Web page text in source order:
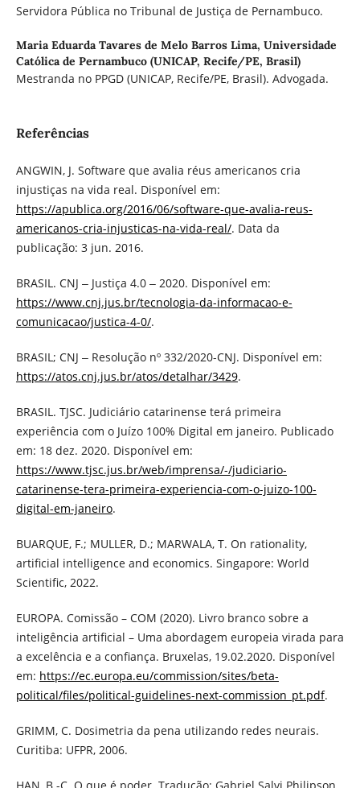
Servidora Pública no Tribunal de Justiça de Pernambuco.
Maria Eduarda Tavares de Melo Barros Lima, Universidade
Católica de Pernambuco (UNICAP, Recife/PE, Brasil)
Mestranda no PPGD (UNICAP, Recife/PE, Brasil). Advogada.
Referências
ANGWIN, J. Software que avalia réus americanos cria
injustiças na vida real. Disponível em:
https://apublica.org/2016/06/software-que-avalia-reus-
americanos-cria-injusticas-na-vida-real/. Data da
publicação: 3 jun. 2016.
BRASIL. CNJ ‒ Justiça 4.0 ‒ 2020. Disponível em:
https://www.cnj.jus.br/tecnologia-da-informacao-e-
comunicacao/justica-4-0/.
BRASIL; CNJ ‒ Resolução nº 332/2020-CNJ. Disponível em:
https://atos.cnj.jus.br/atos/detalhar/3429.
BRASIL. TJSC. Judiciário catarinense terá primeira
experiência com o Juízo 100% Digital em janeiro. Publicado
em: 18 dez. 2020. Disponível em:
https://www.tjsc.jus.br/web/imprensa/-/judiciario-
catarinense-tera-primeira-experiencia-com-o-juizo-100-
digital-em-janeiro.
BUARQUE, F.; MULLER, D.; MARWALA, T. On rationality,
artificial intelligence and economics. Singapore: World
Scientific, 2022.
EUROPA. Comissão – COM (2020). Livro branco sobre a
inteligência artificial – Uma abordagem europeia virada para
a excelência e a confiança. Bruxelas, 19.02.2020. Disponível
em: https://ec.europa.eu/commission/sites/beta-
political/files/political-guidelines-next-commission_pt.pdf.
GRIMM, C. Dosimetria da pena utilizando redes neurais.
Curitiba: UFPR, 2006.